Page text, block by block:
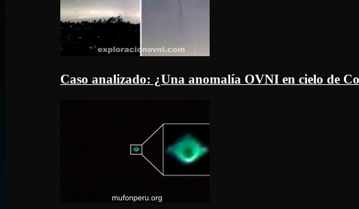
Caso analizado: ¿Una anomalía OVNI en cielo de